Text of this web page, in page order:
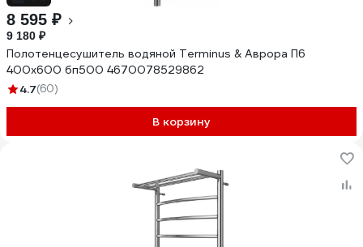
8 595 ₽
9 180 ₽
Полотенцесушитель водяной Terminus & Аврора П6
400x600 бп500 4670078529862
4.7(60)
В корзину